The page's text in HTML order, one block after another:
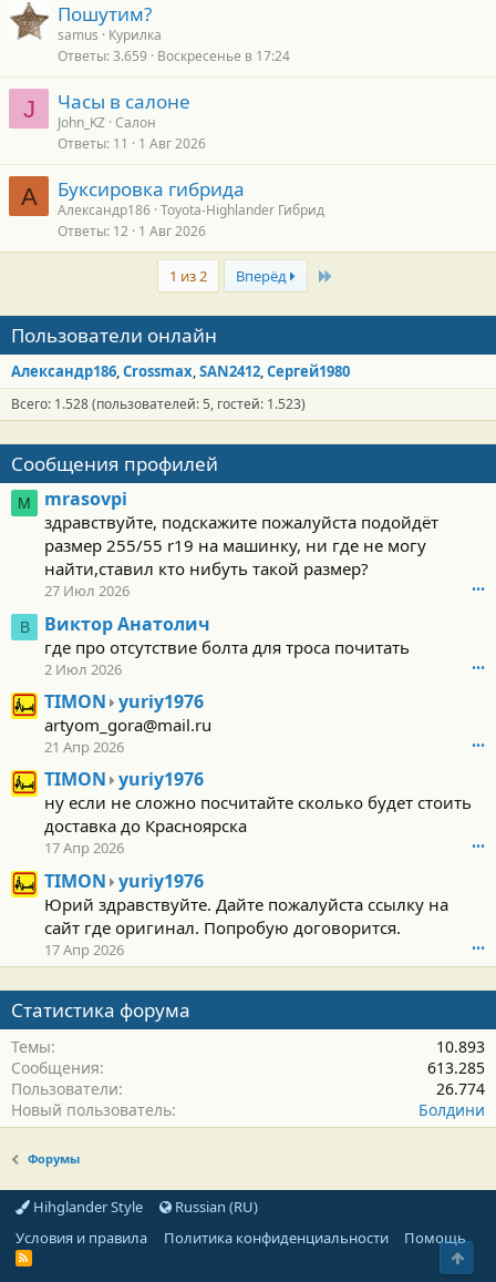
Пошутим?
samus
Курилка
Ответы 3.659 Воскресенье в 17:24
J Часы в салоне
John_KZ Салон
Ответы 11 1 Авг 2026
А Буксировка гибрида
Александр186 Toyota-Highlander Гибрид
Ответы 12 1 Авг 2026
1 из 2 Вперёд Last
Пользователи онлайн
Александр186 Crossmax SAN2412 Сергей1980
Всего: 1.528 (пользователей: 5, гостей: 1.523)
Сообщения профилей
M mrasovpi
здравствуйте, подскажите пожалуйста подойдёт
размер 255/55 r19 на машинку, ни где не могу
найти,ставил кто нибуть такой размер?
27 Июл 2026 •••
В Виктор Анатолич
где про отсутствие болта для троса почитать
2 Июл 2026 •••
TIMON yuriy1976T
I
M
N
н
п
с
а
л
(
в
r
i
y
artyom_gora@mail.ru
21 Апр 2026 •••
TIMON yuriy1976T
I
M
O
н
п
и
л
а
о
л
е
y
ну если не сложно посчитайте сколько будет стоить
доставка до Красноярска
17 Апр 2026 •••
TIMON yuriy1976T
M
O
а
п
р
о
Юрий здравствуйте. Дайте пожалуйста ссылку на
сайт где оригинал. Попробую договорится.
17 Апр 2026 •••
Статистика форума
Темы
10.893
Сообщения
613.285
Пользователи
26.774
Новый пользователь
Болдини
Форумы
Hihglander Style
Russian (RU)
Условия и правила
Политика конфиденциальности Помощь
R